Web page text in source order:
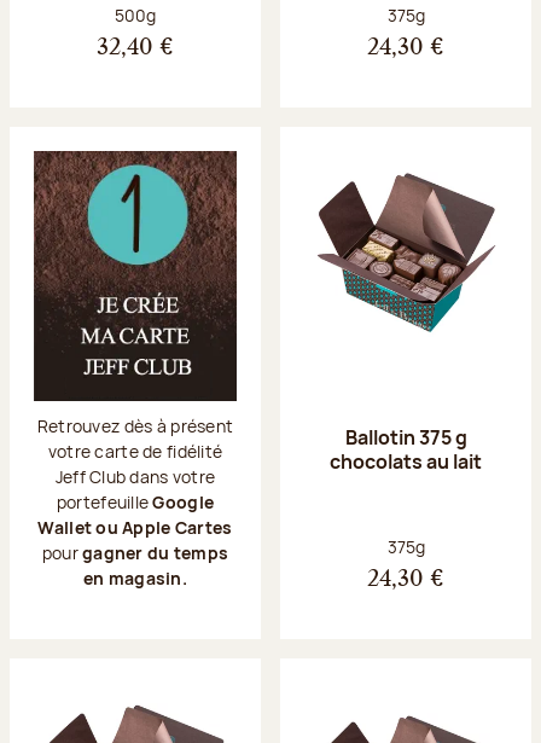
Poids net :
500g
32,40 €
Poids net :
375g
24,30 €
Retrouvez dès à présent
votre carte de fidélité
Jeff Club dans votre
portefeuilleGoogle
Wallet ou Apple Cartes
pourgagner du temps
en magasin.
Ballotin 375 g
chocolats au lait
Poids net :
375g
24,30 €